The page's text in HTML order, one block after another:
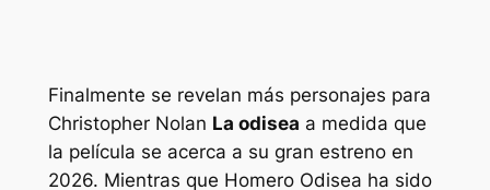
Finalmente se revelan más personajes para
Christopher Nolan La odisea a medida que
la película se acerca a su gran estreno en
2026. Mientras que Homero Odisea ha sido